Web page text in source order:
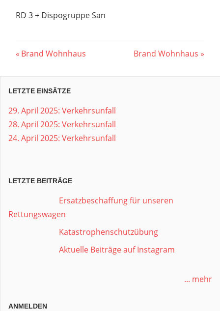
RD 3 + Dispogruppe San
Beitragsnavigation
Vorheriger
Brand Wohnhaus
Nächster
Brand Wohnhaus
LETZTE EINSÄTZE
29. April 2025: Verkehrsunfall
28. April 2025: Verkehrsunfall
24. April 2025: Verkehrsunfall
LETZTE BEITRÄGE
Ersatzbeschaffung für unseren
Rettungswagen
Katastrophenschutzübung
Aktuelle Beiträge auf Instagram
... mehr
ANMELDEN